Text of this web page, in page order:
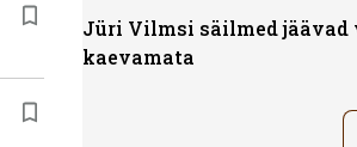
Jüri Vilmsi säilmed jäävad
kaevamata